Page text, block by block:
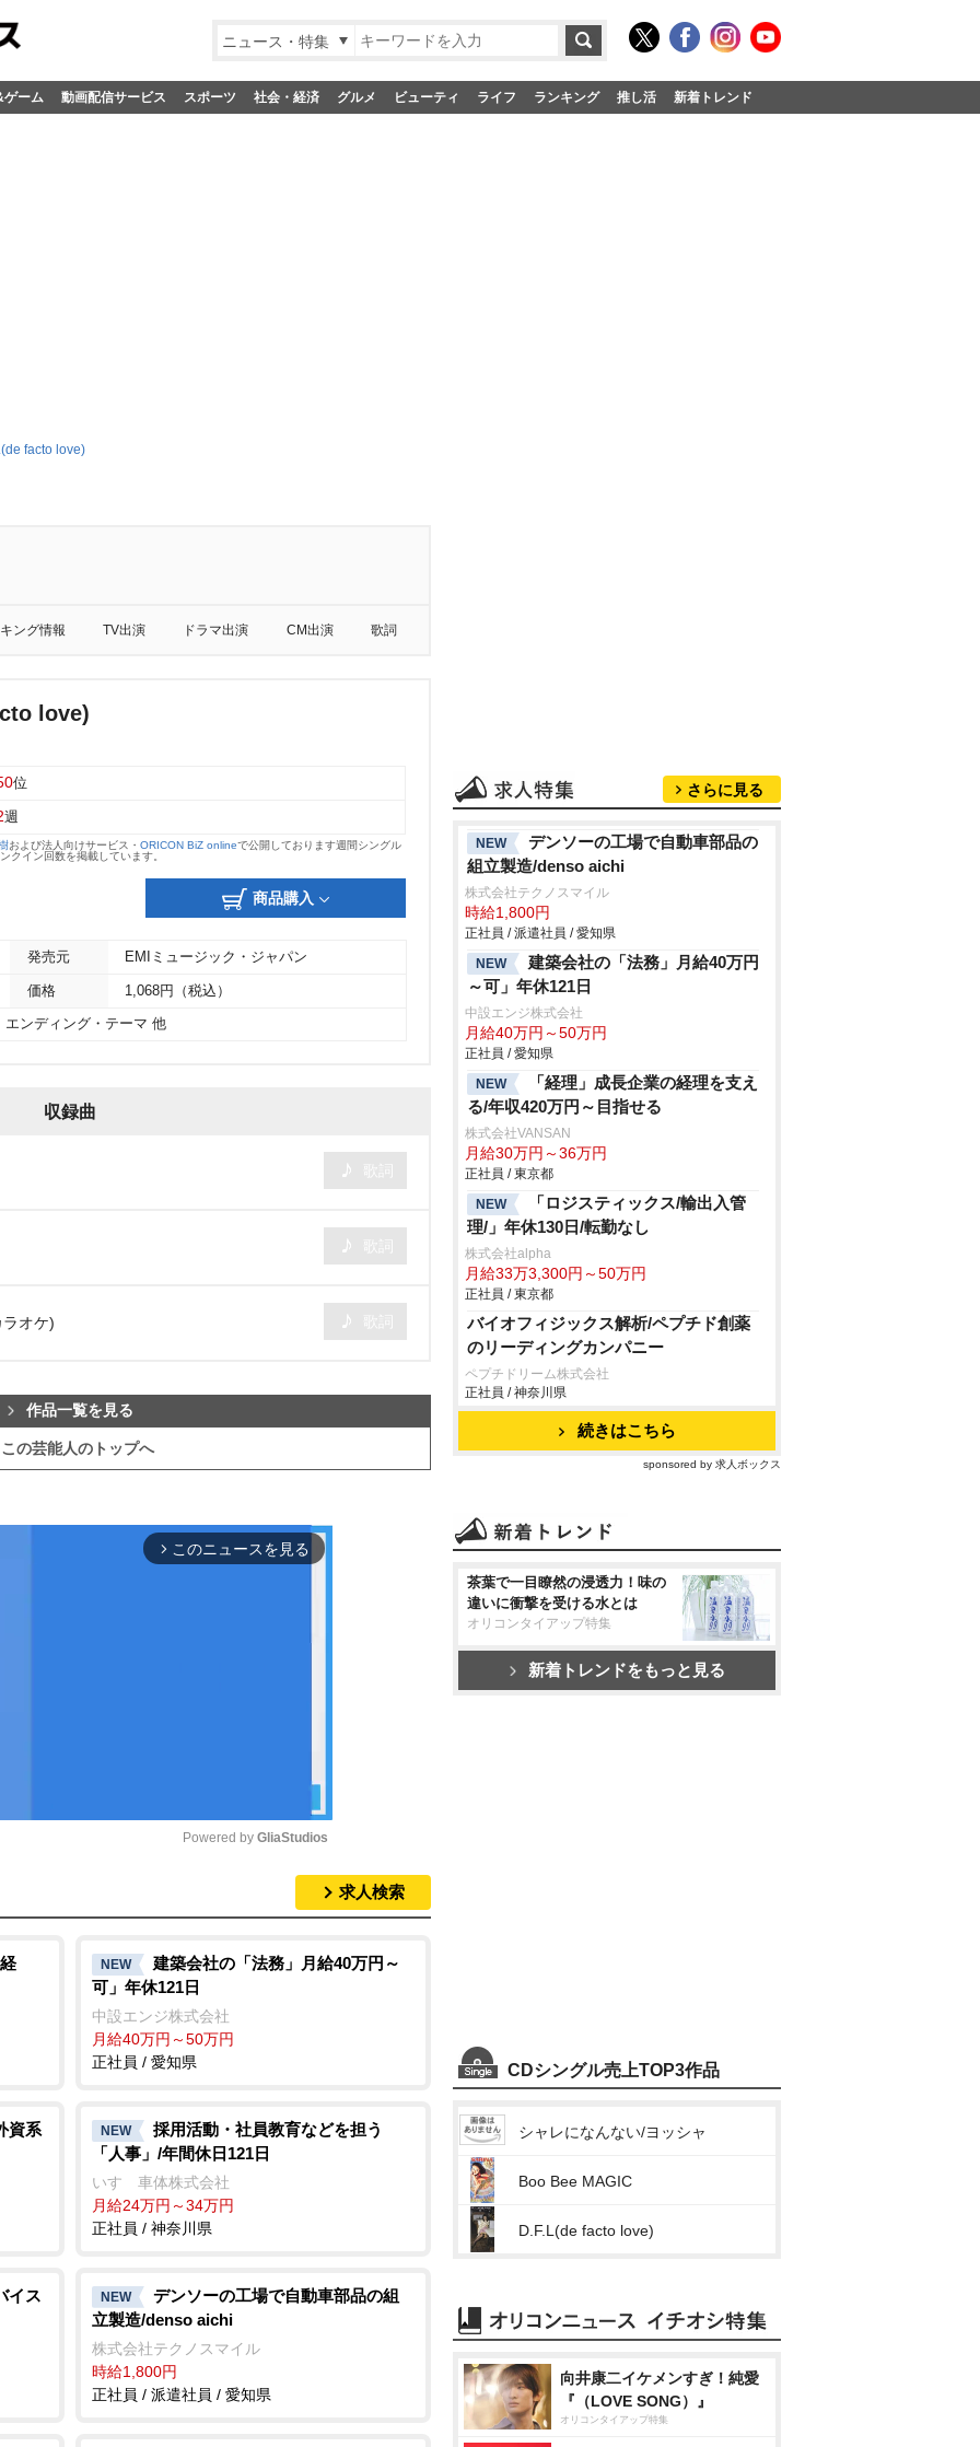
ニュース・特集
ゲーム 動画配信サービス スポーツ 社会・経済 グルメ ビューティ ライフ ランキング 推し活 新着トレンド
facto love)
ング情報 TV出演 ドラマ出演 CM出演 歌詞
love)
位
週
および法人向けサービス・ ORICON BiZ onlineで公開しております週間シングル
クイン回数を掲載しています。
商品購入
発売元 EMIミュージック・ジャパン
価格 1,068円（税込）
エンディング・テーマ 他
収録曲
オケ)
作品一覧を見る
この芸能人のトップへ
arrow_forward_ios このニュースを見る
Powered by GliaStudios
求人検索
NEW
建築会社の「法務」月給40万円～
可」年休121日
中設エンジ株式会社
月給40万円～50万円
正社員 / 愛知県
資系 NEW
採用活動・社員教育などを担う
「人事」/年間休日121日
いすゞ車体株式会社
月給24万円～34万円
正社員 / 神奈川県
イス NEW
デンソーの工場で自動車部品の組
立製造/denso aichi
株式会社テクノスマイル
時給1,800円
正社員 / 派遣社員 / 愛知県
さらに見る
NEW
デンソーの工場で自動車部品の
組立製造/denso aichi
株式会社テクノスマイル
時給1,800円
正社員 / 派遣社員 / 愛知県
NEW
建築会社の「法務」月給40万円
～可」年休121日
中設エンジ株式会社
月給40万円～50万円
正社員 / 愛知県
NEW
「経理」成長企業の経理を支え
る/年収420万円～目指せる
株式会社VANSAN
月給30万円～36万円
正社員 / 東京都
NEW
「ロジスティックス/輸出入管
理/」年休130日/転勤なし
株式会社alpha
月給33万3,300円～50万円
正社員 / 東京都
バイオフィジックス解析/ペプチド創薬
のリーディングカンパニー
ペプチドリーム株式会社
正社員 / 神奈川県
続きはこちら
sponsored by 求人ボックス
茶葉で一目瞭然の浸透力！味の
違いに衝撃を受ける水とは
オリコンタイアップ特集
新着トレンドをもっと見る
CDシングル売上TOP3作品
シャレになんない/ヨッシャ
Boo Bee MAGIC
D.F.L(de facto love)
向井康二イケメンすぎ！純愛
『（LOVE SONG）』
オリコンタイアップ特集